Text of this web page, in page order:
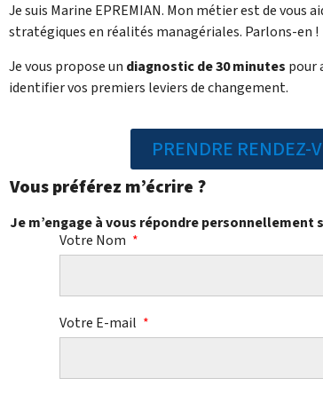
Je suis Marine EPREMIAN. Mon métier est de
stratégiques en réalités managériales. Parlons-en !
Je vous propose un diagnostic de 30 minutes pour
identifier vos premiers leviers de changement.
PRENDRE RENDEZ-
Vous préférez m’écrire ?
Je m’engage à vous répondre personnellement
Votre Nom
Votre E-mail